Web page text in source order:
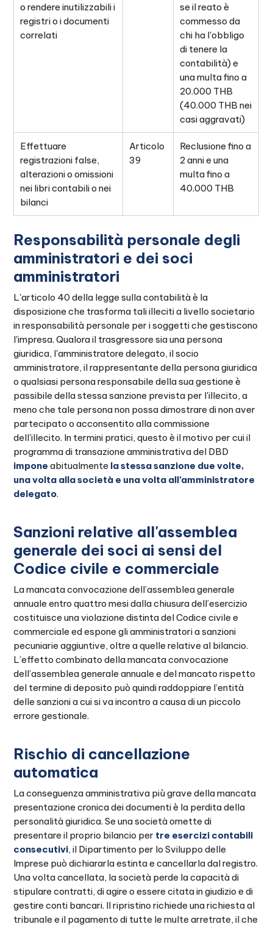
o rendere inutilizzabili i
registri o i documenti
correlati
se il reato è
commesso da
chi ha l'obbligo
di tenere la
contabilità) e
una multa fino a
20.000 THB
(40.000 THB nei
casi aggravati)
Effettuare
registrazioni false,
alterazioni o omissioni
nei libri contabili o nei
bilanci
Articolo
39
Reclusione fino a
2 anni e una
multa fino a
40.000 THB
Responsabilità personale degli
amministratori e dei soci
amministratori
L'articolo 40 della legge sulla contabilità è la
disposizione che trasforma tali illeciti a livello societario
in responsabilità personale per i soggetti che gestiscono
l'impresa. Qualora il trasgressore sia una persona
giuridica, l'amministratore delegato, il socio
amministratore, il rappresentante della persona giuridica
o qualsiasi persona responsabile della sua gestione è
passibile della stessa sanzione prevista per l'illecito, a
meno che tale persona non possa dimostrare di non aver
partecipato o acconsentito alla commissione
dell'illecito. In termini pratici, questo è il motivo per cui il
programma di transazione amministrativa del DBD
impone abitualmente la stessa sanzione due volte,
una volta alla società e una volta all’amministratore
delegato.
Sanzioni relative all'assemblea
generale dei soci ai sensi del
Codice civile e commerciale
La mancata convocazione dell’assemblea generale
annuale entro quattro mesi dalla chiusura dell’esercizio
costituisce una violazione distinta del Codice civile e
commerciale ed espone gli amministratori a sanzioni
pecuniarie aggiuntive, oltre a quelle relative al bilancio.
L’effetto combinato della mancata convocazione
dell’assemblea generale annuale e del mancato rispetto
del termine di deposito può quindi raddoppiare l’entità
delle sanzioni a cui si va incontro a causa di un piccolo
errore gestionale.
Rischio di cancellazione
automatica
La conseguenza amministrativa più grave della mancata
presentazione cronica dei documenti è la perdita della
personalità giuridica. Se una società omette di
presentare il proprio bilancio per tre esercizi contabili
consecutivi, il Dipartimento per lo Sviluppo delle
Imprese può dichiararla estinta e cancellarla dal registro.
Una volta cancellata, la società perde la capacità di
stipulare contratti, di agire o essere citata in giudizio e di
gestire conti bancari. Il ripristino richiede una richiesta al
tribunale e il pagamento di tutte le multe arretrate, il che